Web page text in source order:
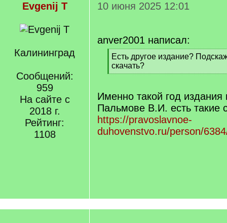
Evgenij T
Калининград
Сообщений:
959
На сайте с
2018 г.
Рейтинг:
1108
10 июня 2025 12:01
anver2001 написал:
[
q
]
Есть другое издание?
скачать?
[
q
]
Именно такой год издания
Пальмове В.И. есть такие
https://pravoslavnoe-
duhovenstvo.ru/person/